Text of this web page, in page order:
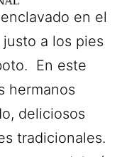
en el
a los pies
En este
hermanos
deliciosos
tradicionales.